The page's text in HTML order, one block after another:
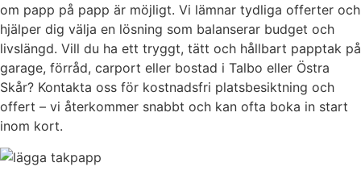
om papp på papp är möjligt. Vi lämnar tydliga offerter och
hjälper dig välja en lösning som balanserar budget och
livslängd. Vill du ha ett tryggt, tätt och hållbart papptak på
garage, förråd, carport eller bostad i Talbo eller Östra
Skår? Kontakta oss för kostnadsfri platsbesiktning och
offert – vi återkommer snabbt och kan ofta boka in start
inom kort.